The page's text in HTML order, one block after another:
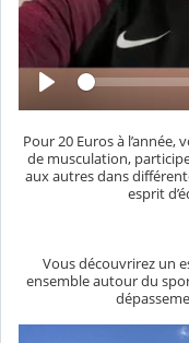
Pour 20 Euros à
de musculation,
aux autres dans
esprit
Vous découvrirez un
ensemble autour du